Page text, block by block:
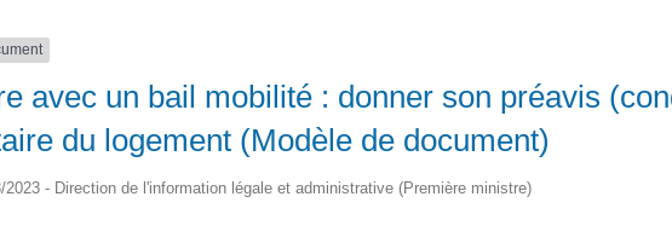
avec un bail mobilité : donner son préavis
du logement (Modèle de document)
2023 - Direction de l'information légale et administrative (Première ministre)